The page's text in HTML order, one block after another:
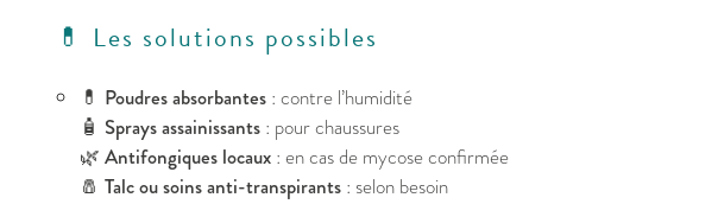
💊 Les solutions possibles
💊 Poudres absorbantes : contre l’humidité
🧴 Sprays assainissants : pour chaussures
🌿 Antifongiques locaux : en cas de mycose confirmée
🧂 Talc ou soins anti-transpirants : selon besoin